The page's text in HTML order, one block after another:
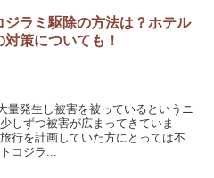
ジラミ駆除の方法は？ホテル
対策についても！
量発生し被害を被っているというニ
しずつ被害が広まってきていま
行を計画していた方にとっては不
コジラ...